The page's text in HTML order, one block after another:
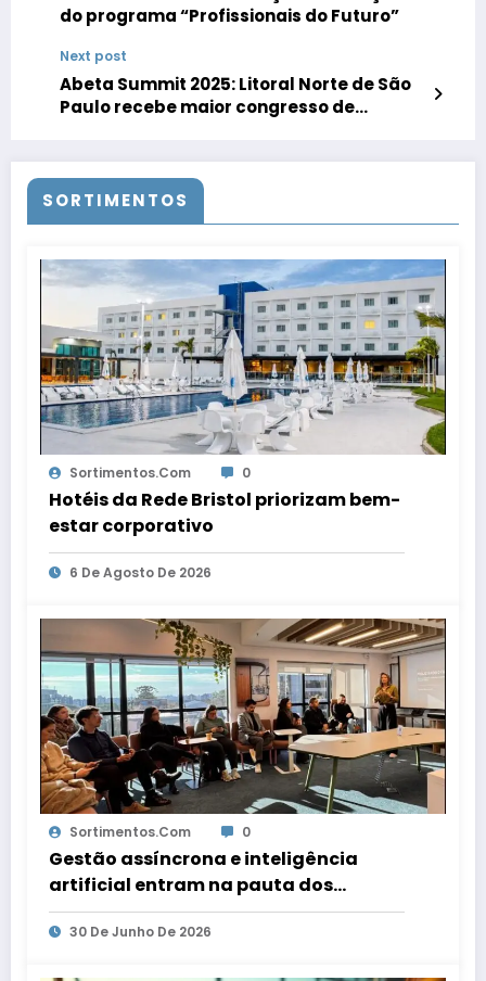
do programa “Profissionais do Futuro”
Next post
Abeta Summit 2025: Litoral Norte de São
Paulo recebe maior congresso de
SORTIMENTOS
Sortimentos.com 0
Hotéis da Rede Bristol priorizam bem-
estar corporativo
6 De Agosto De 2026
Sortimentos.com 0
Gestão assíncrona e inteligência
artificial entram na pauta dos
escritórios de arquitetura gaúchos
30 De Junho De 2026